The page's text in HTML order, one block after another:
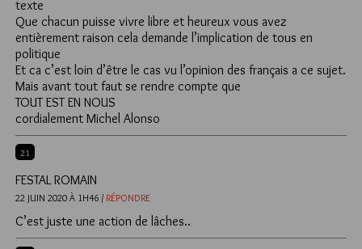
texte
Que chacun puisse vivre libre et heureux vous avez
entièrement raison cela demande l’implication de tous en
politique
Et ca c’est loin d’être le cas vu l’opinion des français a ce sujet.
Mais avant tout faut se rendre compte que
TOUT EST EN NOUS
cordialement Michel Alonso
21
FESTAL ROMAIN
22 JUIN 2020 À 1H46 / RÉPONDRE
C’est juste une action de lâches..